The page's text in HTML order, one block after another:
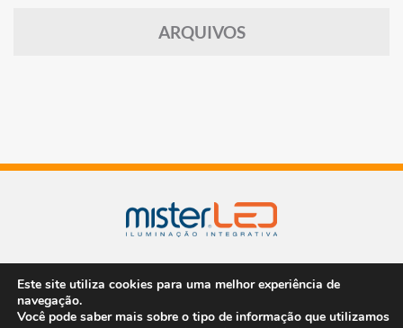
ARQUIVOS
2026 | TODOS OS DIREITOS RESERVADOS
Este site utiliza cookies para uma melhor experiência de
navegação.
Você pode saber mais sobre o tipo de informação que utilizamos